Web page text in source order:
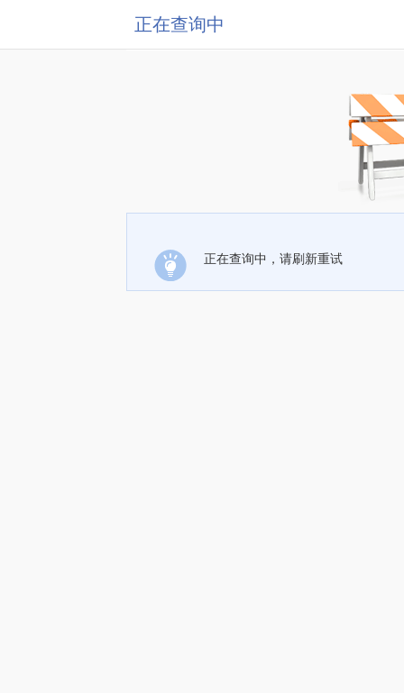
正在查询中
正在查询中，请刷新重试